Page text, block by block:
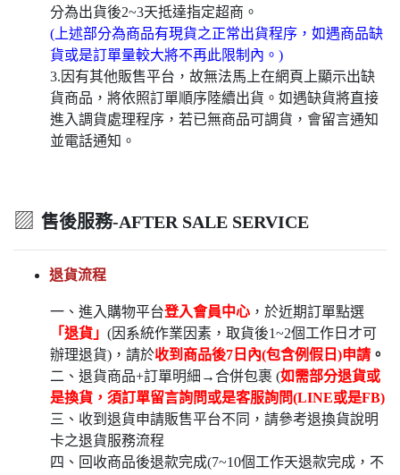
分為出貨後2~3天抵達指定超商。
(上述部分為商品有現貨之正常出貨程序，如遇商品缺
貨或是訂單量較大將不再此限制內。)
3.因有其他販售平台，故無法馬上在網頁上顯示出缺
貨商品，將依照訂單順序陸續出貨。如遇缺貨將直接
進入調貨處理程序，若已無商品可調貨，會留言通知
並電話通知。
▨ 售後服務-AFTER SALE SERVICE
退貨流程
一、進入購物平台登入會員中心 ，於近期訂單點選
「退貨」 (因系統作業因素，取貨後1~2個工作日才可
辦理退貨)，請於收到商品後7日內(包含例假日)申請 。
二、退貨商品+訂單明細→合併包裹 (如需部分退貨或
是換貨，須訂單留言詢問或是客服詢問(LINE或是FB)
三、收到退貨申請販售平台不同，請參考退換貨說明
卡之退貨服務流程
四、回收商品後退款完成(7~10個工作天退款完成，不